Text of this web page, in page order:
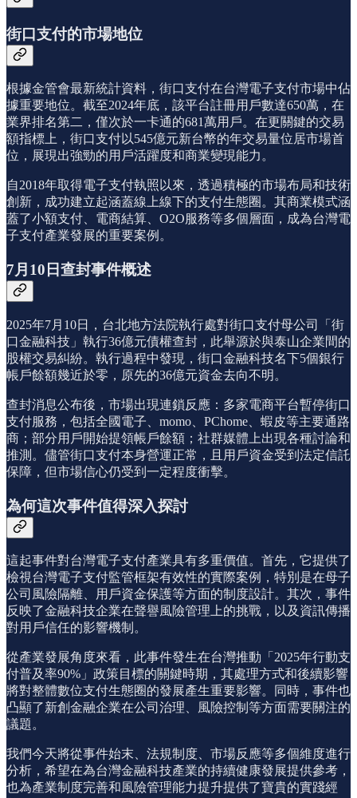
街口支付的市場地位
根據金管會最新統計資料，街口支付在台灣電子支付市場中佔
據重要地位。截至2024年底，該平台註冊用戶數達650萬，在
業界排名第二，僅次於一卡通的681萬用戶。在更關鍵的交易
額指標上，街口支付以545億元新台幣的年交易量位居市場首
位，展現出強勁的用戶活躍度和商業變現能力。
自2018年取得電子支付執照以來，透過積極的市場布局和技術
創新，成功建立起涵蓋線上線下的支付生態圈。其商業模式涵
蓋了小額支付、電商結算、O2O服務等多個層面，成為台灣電
子支付產業發展的重要案例。
7月10日查封事件概述
2025年7月10日，台北地方法院執行處對街口支付母公司「街
口金融科技」執行36億元債權查封，此舉源於與泰山企業間的
股權交易糾紛。執行過程中發現，街口金融科技名下5個銀行
帳戶餘額幾近於零，原先的36億元資金去向不明。
查封消息公布後，市場出現連鎖反應：多家電商平台暫停街口
支付服務，包括全國電子、momo、PChome、蝦皮等主要通路
商；部分用戶開始提領帳戶餘額；社群媒體上出現各種討論和
推測。儘管街口支付本身營運正常，且用戶資金受到法定信託
保障，但市場信心仍受到一定程度衝擊。
為何這次事件值得深入探討
這起事件對台灣電子支付產業具有多重價值。首先，它提供了
檢視台灣電子支付監管框架有效性的實際案例，特別是在母子
公司風險隔離、用戶資金保護等方面的制度設計。其次，事件
反映了金融科技企業在聲譽風險管理上的挑戰，以及資訊傳播
對用戶信任的影響機制。
從產業發展角度來看，此事件發生在台灣推動「2025年行動支
付普及率90%」政策目標的關鍵時期，其處理方式和後續影響
將對整體數位支付生態圈的發展產生重要影響。同時，事件也
凸顯了新創金融企業在公司治理、風險控制等方面需要關注的
議題。
我們今天將從事件始末、法規制度、市場反應等多個維度進行
分析，希望在為台灣金融科技產業的持續健康發展提供參考，
也為產業制度完善和風險管理能力提升提供了寶貴的實踐經